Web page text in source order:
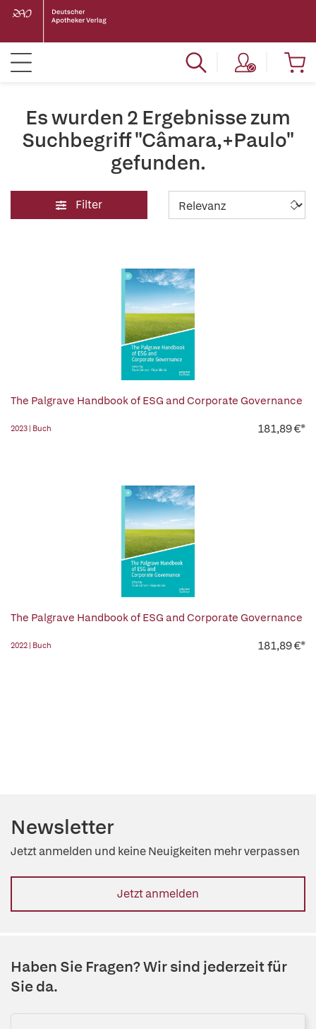
Es wurden 2 Ergebnisse zum
Suchbegriff "Câmara,+Paulo"
gefunden.
Filter
The Palgrave Handbook of ESG and Corporate Governance
2023 | Buch 181,89 €*
The Palgrave Handbook of ESG and Corporate Governance
2022 | Buch 181,89 €*
Newsletter
Jetzt anmelden und keine Neuigkeiten mehr verpassen
Jetzt anmelden
Haben Sie Fragen? Wir sind jederzeit für
Sie da.